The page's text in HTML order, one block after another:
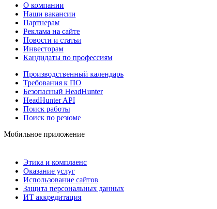
О компании
Наши вакансии
Партнерам
Реклама на сайте
Новости и статьи
Инвесторам
Кандидаты по профессиям
Производственный календарь
Требования к ПО
Безопасный HeadHunter
HeadHunter API
Поиск работы
Поиск по резюме
Мобильное приложение
Этика и комплаенс
Оказание услуг
Использование сайтов
Защита персональных данных
ИТ аккредитация